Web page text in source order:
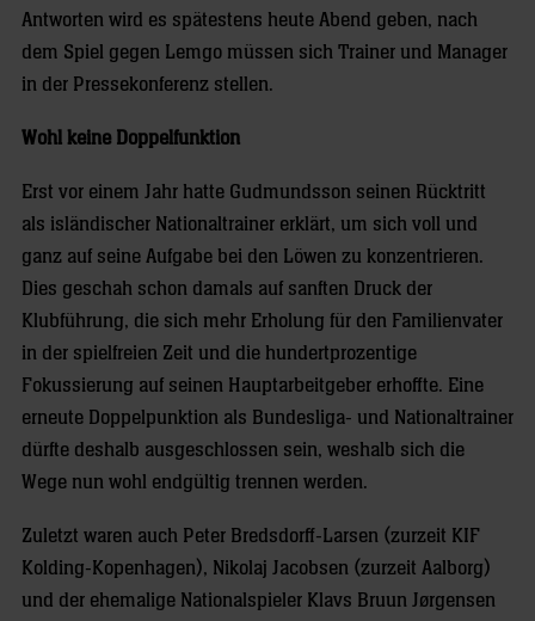
Antworten wird es spätestens heute Abend geben, nach
dem Spiel gegen Lemgo müssen sich Trainer und Manager
in der Pressekonferenz stellen.
Wohl keine Doppelfunktion
Erst vor einem Jahr hatte Gudmundsson seinen Rücktritt
als isländischer Nationaltrainer erklärt, um sich voll und
ganz auf seine Aufgabe bei den Löwen zu konzentrieren.
Dies geschah schon damals auf sanften Druck der
Klubführung, die sich mehr Erholung für den Familienvater
in der spielfreien Zeit und die hundertprozentige
Fokussierung auf seinen Hauptarbeitgeber erhoffte. Eine
erneute Doppelpunktion als Bundesliga- und Nationaltrainer
dürfte deshalb ausgeschlossen sein, weshalb sich die
Wege nun wohl endgültig trennen werden.
Zuletzt waren auch Peter Bredsdorff-Larsen (zurzeit KIF
Kolding-Kopenhagen), Nikolaj Jacobsen (zurzeit Aalborg)
und der ehemalige Nationalspieler Klavs Bruun Jørgensen